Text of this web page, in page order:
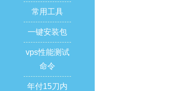
常用工具
一键安装包
vps性能测试
命令
年付15刀内